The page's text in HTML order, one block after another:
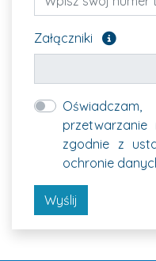
Załączniki
zgodnie z
ochronie
Wyślij